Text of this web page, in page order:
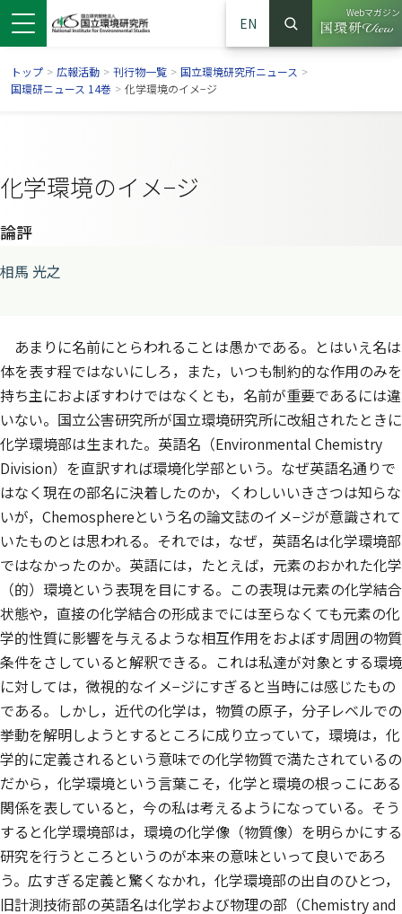
EN
サイト内検索
検索
Webマガジン
（別ウイ
トップ > 広報活動 > 刊行物一覧 > 国立環境研究所ニュース >
国環研ニュース 14巻 > 化学環境のイメ−ジ
化学環境のイメ−ジ
論評
相馬 光之
あまりに名前にとらわれることは愚かである。とはいえ名は
体を表す程ではないにしろ，また，いつも制約的な作用のみを
持ち主におよぼすわけではなくとも，名前が重要であるには違
いない。国立公害研究所が国立環境研究所に改組されたときに
化学環境部は生まれた。英語名（Environmental Chemistry
Division）を直訳すれば環境化学部という。なぜ英語名通りで
はなく現在の部名に決着したのか，くわしいいきさつは知らな
いが，Chemosphereという名の論文誌のイメ−ジが意識されて
いたものとは思われる。それでは，なぜ，英語名は化学環境部
ではなかったのか。英語には，たとえば，元素のおかれた化学
（的）環境という表現を目にする。この表現は元素の化学結合
状態や，直接の化学結合の形成までには至らなくても元素の化
学的性質に影響を与えるような相互作用をおよぼす周囲の物質
条件をさしていると解釈できる。これは私達が対象とする環境
に対しては，微視的なイメ−ジにすぎると当時には感じたもの
である。しかし，近代の化学は，物質の原子，分子レベルでの
挙動を解明しようとするところに成り立っていて，環境は，化
学的に定義されるという意味での化学物質で満たされているの
だから，化学環境という言葉こそ，化学と環境の根っこにある
関係を表していると，今の私は考えるようになっている。そう
すると化学環境部は，環境の化学像（物質像）を明らかにする
研究を行うところというのが本来の意味といって良いであろ
う。広すぎる定義と驚くなかれ，化学環境部の出自のひとつ，
旧計測技術部の英語名は化学および物理の部（Chemistry and